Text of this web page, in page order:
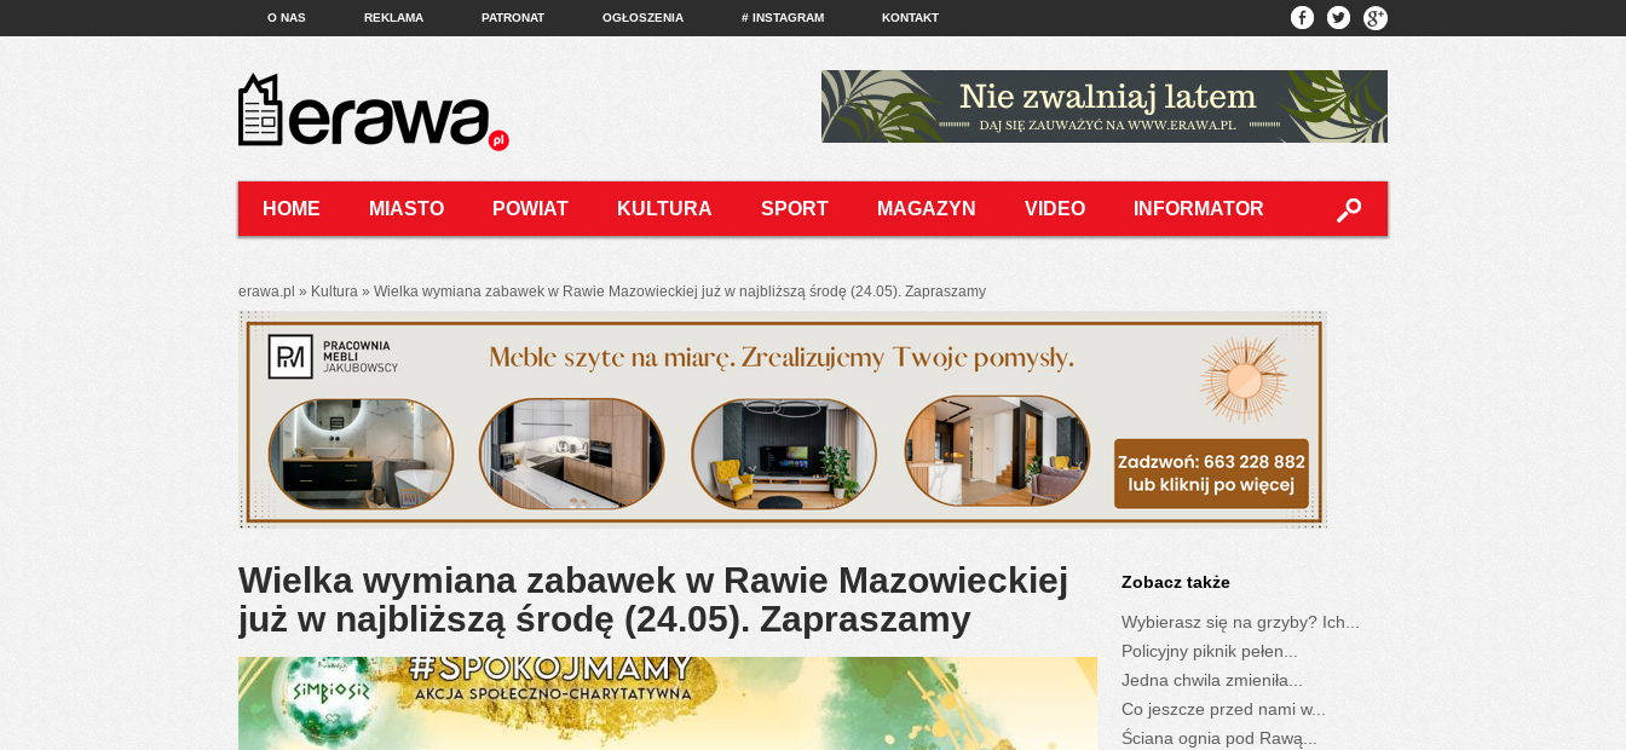
O NAS REKLAMA PATRONAT OGŁOSZENIA # INSTAGRAM KONTAKT
HOME MIASTO POWIAT KULTURA SPORT MAGAZYN VIDEO INFORMATOR
erawa.pl » Kultura » Wielka wymiana zabawek w Rawie Mazowieckiej już w najbliższą środę (24.05). Zapraszamy
Wielka wymiana zabawek w Rawie Mazowieckiej
już w najbliższą środę (24.05). Zapraszamy
Zobacz także
Wybierasz się na grzyby? Ich...
Policyjny piknik pełen...
Jedna chwila zmieniła...
Co jeszcze przed nami w...
Ściana ognia pod Rawą...